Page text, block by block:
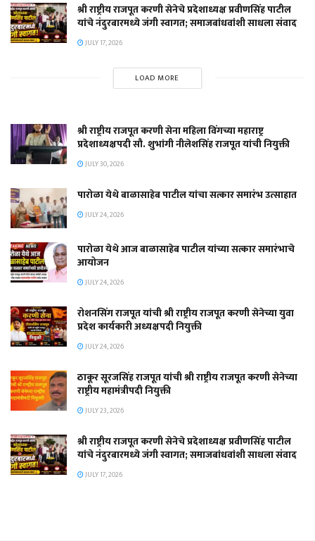
श्री राष्ट्रीय राजपूत करणी सेनेचे प्रदेशाध्यक्ष प्रवीणसिंह पाटील
यांचे नंदुरबारमध्ये जंगी स्वागत; समाजबांधवांशी साधला संवाद
JULY 17, 2026
LOAD MORE
श्री राष्ट्रीय राजपूत करणी सेना महिला विंगच्या महाराष्ट्र
प्रदेशाध्यक्षपदी सौ. शुभांगी नीलेशसिंह राजपूत यांची नियुक्ती
JULY 30, 2026
पारोळा येथे बाळासाहेब पाटील यांचा सत्कार समारंभ उत्साहात
JULY 24, 2026
पारोळा येथे आज बाळासाहेब पाटील यांच्या सत्कार समारंभाचे
आयोजन
JULY 24, 2026
रोशनसिंग राजपूत यांची श्री राष्ट्रीय राजपूत करणी सेनेच्या युवा
प्रदेश कार्यकारी अध्यक्षपदी नियुक्ती
JULY 24, 2026
ठाकूर सूरजसिंह राजपूत यांची श्री राष्ट्रीय राजपूत करणी सेनेच्या
राष्ट्रीय महामंत्रीपदी नियुक्ती
JULY 23, 2026
श्री राष्ट्रीय राजपूत करणी सेनेचे प्रदेशाध्यक्ष प्रवीणसिंह पाटील
यांचे नंदुरबारमध्ये जंगी स्वागत; समाजबांधवांशी साधला संवाद
JULY 17, 2026